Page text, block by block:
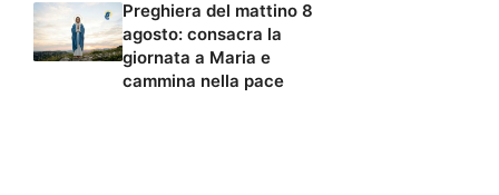
Preghiera del mattino 8
agosto: consacra la
giornata a Maria e
cammina nella pace